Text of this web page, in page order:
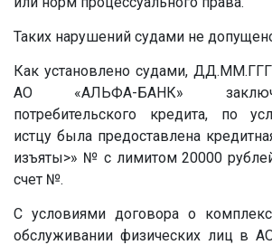
Таких нарушений судами не
Как установлено судами,
АО «АЛЬФА-БАНК»
потребительского кредита, по
истцу была предоставлена
изъяты>» № с лимитом 20000
счет №.
С условиями договора о
обслуживании физических лиц в